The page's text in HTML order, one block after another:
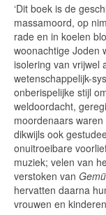
‘Dit boek is de
massamoord, op
rade en in koelen
woonachtige Joden
isolering van vrijwel
wetenschappelijk-
onberispelijke stijl
weldoordacht,
moordenaars
dikwijls ook
onuitroeibare
muziek; velen van
verstoken van
hervatten daarna
vrouwen en